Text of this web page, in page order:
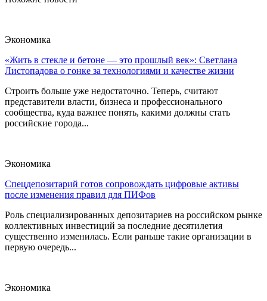
Экономика
«Жить в стекле и бетоне — это прошлый век»: Светлана
Листопадова о гонке за технологиями и качестве жизни
Строить больше уже недостаточно. Теперь, считают
представители власти, бизнеса и профессионального
сообщества, куда важнее понять, какими должны стать
российские города...
Экономика
Спецдепозитарий готов сопровождать цифровые активы
после изменения правил для ПИФов
Роль специализированных депозитариев на российском рынке
коллективных инвестиций за последние десятилетия
существенно изменилась. Если раньше такие организации в
первую очередь...
Экономика